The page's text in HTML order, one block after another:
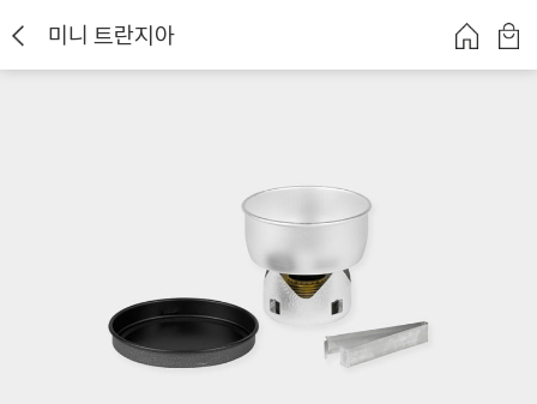
미니 트란지아